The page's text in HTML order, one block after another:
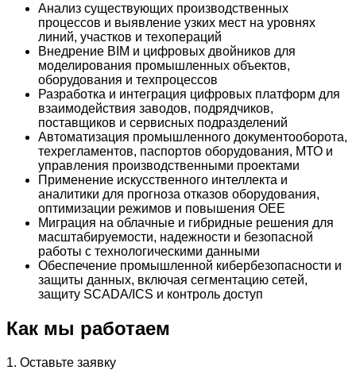
Анализ существующих производственных
процессов и выявление узких мест на уровнях
линий, участков и техопераций
Внедрение BIM и цифровых двойников для
моделирования промышленных объектов,
оборудования и техпроцессов
Разработка и интеграция цифровых платформ для
взаимодействия заводов, подрядчиков,
поставщиков и сервисных подразделений
Автоматизация промышленного документооборота,
техрегламентов, паспортов оборудования, МТО и
управления производственными проектами
Применение искусственного интеллекта и
аналитики для прогноза отказов оборудования,
оптимизации режимов и повышения OEE
Миграция на облачные и гибридные решения для
масштабируемости, надежности и безопасной
работы с технологическими данными
Обеспечение промышленной кибербезопасности и
защиты данных, включая сегментацию сетей,
защиту SCADA/ICS и контроль доступ
Как мы работаем
1. Оставьте заявку